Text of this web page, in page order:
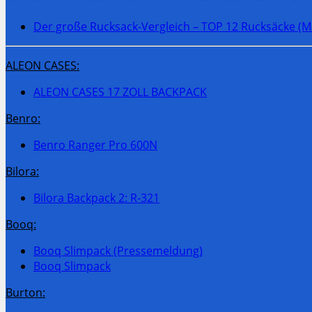
Der große Rucksack-Vergleich – TOP 12 Rucksäcke
ALEON CASES:
ALEON CASES 17 ZOLL BACKPACK
Benro:
Benro Ranger Pro 600N
Bilora:
Bilora Backpack 2: R-321
Booq:
Booq Slimpack (Pressemeldung)
Booq Slimpack
Burton: